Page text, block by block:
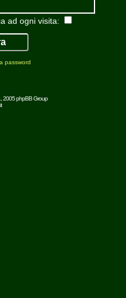
ad ogni visita:
password
2005 phpBB Group